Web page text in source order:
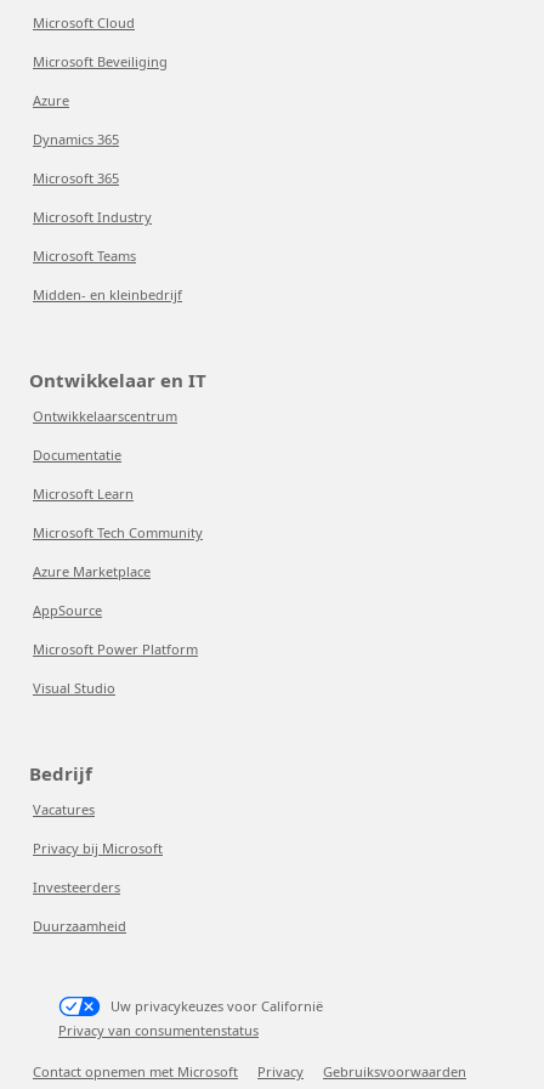
Microsoft Cloud
Microsoft Beveiliging
Azure
Dynamics 365
Microsoft 365
Microsoft Industry
Microsoft Teams
Midden- en kleinbedrijf
Ontwikkelaar en IT
Ontwikkelaarscentrum
Documentatie
Microsoft Learn
Microsoft Tech Community
Azure Marketplace
AppSource
Microsoft Power Platform
Visual Studio
Bedrijf
Vacatures
Privacy bij Microsoft
Investeerders
Duurzaamheid
Uw privacykeuzes voor Californië
Privacy van consumentenstatus
Contact opnemen met Microsoft Privacy Gebruiksvoorwaarden